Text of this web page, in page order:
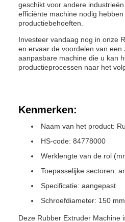
geschikt voor andere
efficiënte machine nodig
productiebehoeften.
Investeer vandaag nog in onze
en ervaar de voordelen van een
aanpasbare machine die u kan
productieprocessen naar het
Kenmerken:
Naam van het product:
HS-code: 84778000
Werklengte van de rol
Toepasselijke sectoren:
Specificatie: aangepast
Schroefdiameter: 150 mm
Deze Rubber Extruder Machine